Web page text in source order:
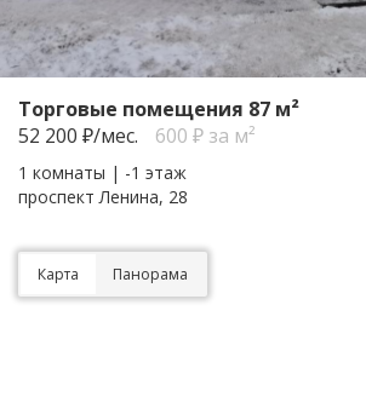
Торговые помещения 87 м²
52 200 ₽/мес. 600 ₽ за м²
1 комнаты | -1 этаж
проспект Ленина, 28
Карта Панорама